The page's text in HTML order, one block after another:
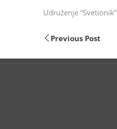
Udruženje “Svetionik”
Previous Post